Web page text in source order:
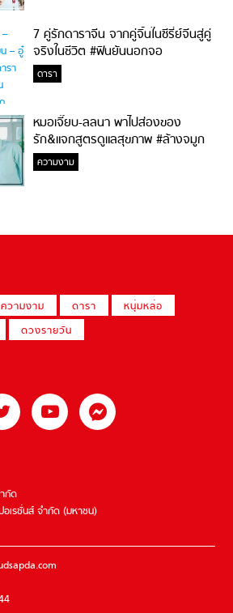
7 คู่รักดาราจีน จากคู่จิ้นในซีรี่ย์จีนสู่คู่
จริงในชีวิต #ฟินยันนอกจอ
ดารา
หมอเจี๊ยบ-ลลนา พาไปส่องของ
รัก&แจกสูตรดูแลสุขภาพ #ล้างจมูก
ไม่ยากจะสอนให้
ความงาม
ความงาม ดารา
หนุ่มหล่อ
ดวงรายวัน
กัด
อเรชั่นส์ จำกัด (มหาชน)